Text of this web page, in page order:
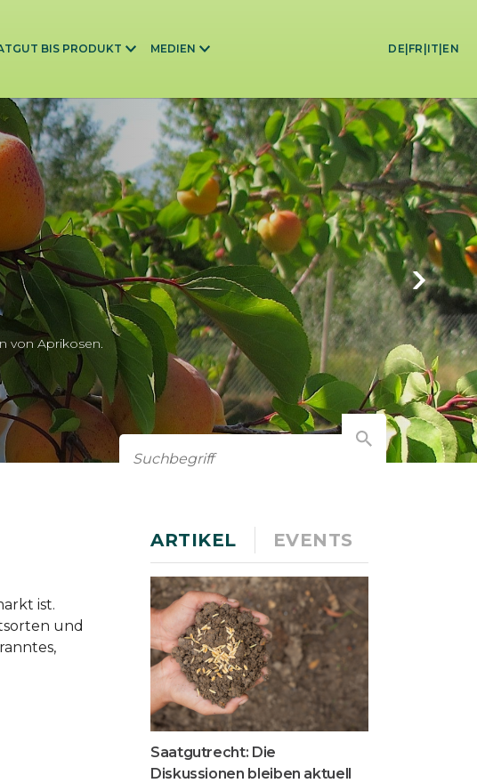
BIS PRODUKT MEDIEN DE| FR IT EN
von Aprikosen.
ist.
und
ARTIKEL EVENTS
Saatgutrecht: Die
Diskussionen bleiben aktuell